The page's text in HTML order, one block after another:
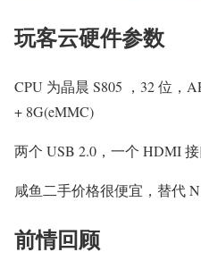
玩客云硬件参数
CPU 为晶晨 S805 ，32 位，
+ 8G(eMMC)
两个 USB 2.0，一个 HDMI 接
咸鱼二手价格很便宜，替代
前情回顾